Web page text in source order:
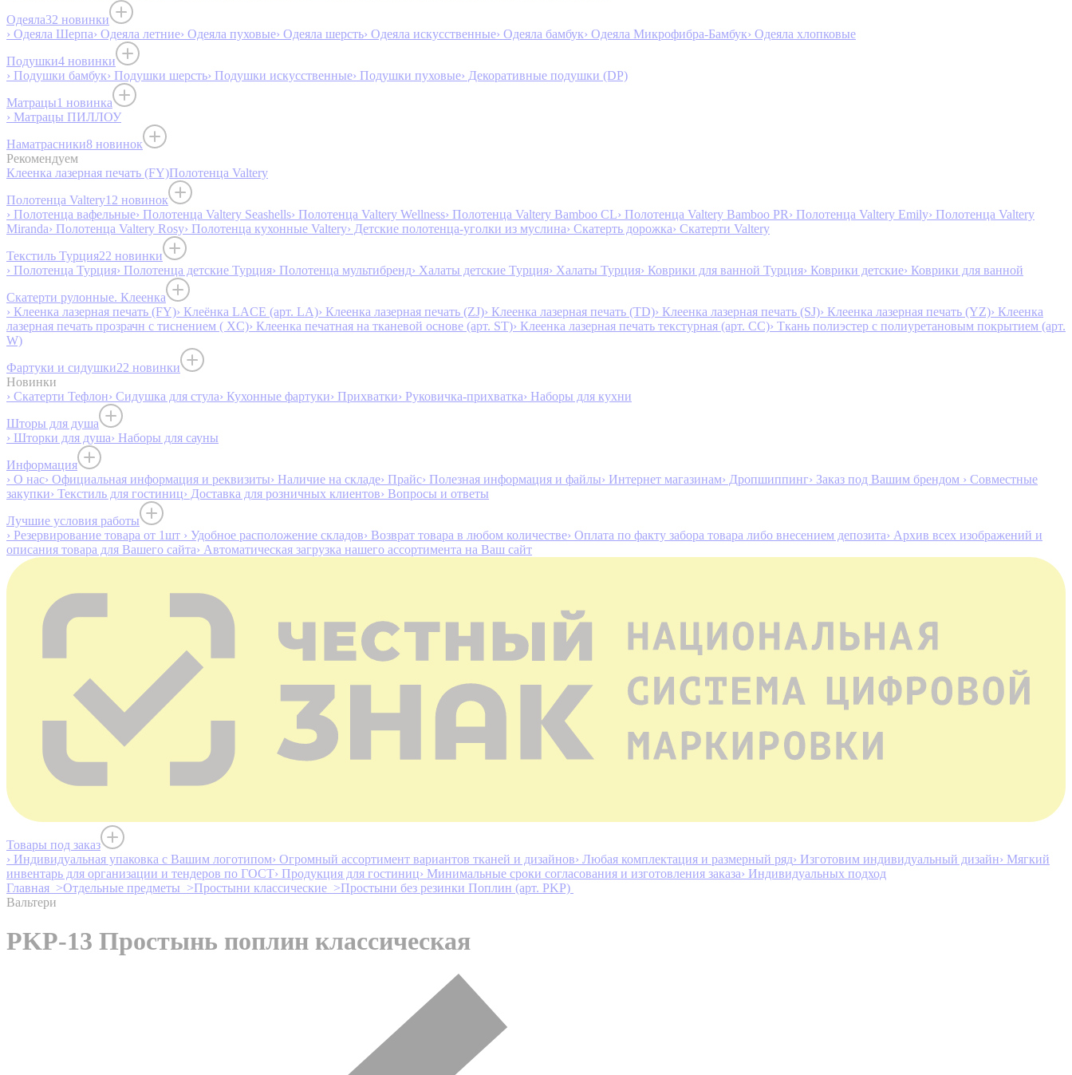
Одеяла32 новинки
› Одеяла Шерпа› Одеяла летние› Одеяла пуховые› Одеяла шерсть› Одеяла искусственные› Одеяла бамбук› Одеяла Микрофибра-Бамбук› Одеяла хлопковые
Подушки4 новинки
› Подушки бамбук› Подушки шерсть› Подушки искусственные› Подушки пуховые› Декоративные подушки (DP)
Матрацы1 новинка
› Матрацы ПИЛЛОУ
Наматрасники8 новинок
Рекомендуем
Клеенка лазерная печать (FY)Полотенца Valtery
Полотенца Valtery12 новинок
› Полотенца вафельные› Полотенца Valtery Seashells› Полотенца Valtery Wellness› Полотенца Valtery Bamboo CL› Полотенца Valtery Bamboo PR› Полотенца Valtery Emily› Полотенца Valtery
Miranda› Полотенца Valtery Rosy› Полотенца кухонные Valtery› Детские полотенца-уголки из муслина› Скатерть дорожка› Скатерти Valtery
Текстиль Турция22 новинки
› Полотенца Турция› Полотенца детские Турция› Полотенца мультибренд› Халаты детские Турция› Халаты Турция› Коврики для ванной Турция› Коврики детские› Коврики для ванной
Скатерти рулонные. Клеенка
› Клеенка лазерная печать (FY)› Клеёнка LACE (арт. LA)› Клеенка лазерная печать (ZJ)› Клеенка лазерная печать (TD)› Клеенка лазерная печать (SJ)› Клеенка лазерная печать (YZ)› Клеенка
лазерная печать прозрачн с тиснением ( XC)› Клеенка печатная на тканевой основе (арт. ST)› Клеенка лазерная печать текстурная (арт. CC)› Ткань полиэстер с полиуретановым покрытием (арт.
W)
Фартуки и сидушки22 новинки
Новинки
› Скатерти Тефлон› Сидушка для стула› Кухонные фартуки› Прихватки› Руковичка-прихватка› Наборы для кухни
Шторы для душа
› Шторки для душа› Наборы для сауны
Информация
› О нас› Официальная информация и реквизиты› Наличие на складе› Прайс› Полезная информация и файлы› Интернет магазинам› Дропшиппинг› Заказ под Вашим брендом › Совместные
закупки› Текстиль для гостиниц› Доставка для розничных клиентов› Вопросы и ответы
Лучшие условия работы
› Резервирование товара от 1шт › Удобное расположение складов› Возврат товара в любом количестве› Оплата по факту забора товара либо внесением депозита› Архив всех изображений и
описания товара для Вашего сайта› Автоматическая загрузка нашего ассортимента на Ваш сайт
Товары под заказ
› Индивидуальная упаковка с Вашим логотипом› Огромный ассортимент вариантов тканей и дизайнов› Любая комплектация и размерный ряд› Изготовим индивидуальный дизайн› Мягкий
инвентарь для организации и тендеров по ГОСТ› Продукция для гостиниц› Минимальные сроки согласования и изготовления заказа› Индивидуальных подход
Главная >Отдельные предметы >Простыни классические >Простыни без резинки Поплин (арт. PKP)
Вальтери
PKP-13 Простынь поплин классическая